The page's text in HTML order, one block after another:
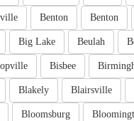
Benton
Benton
Beulah
Big Lake
Bisbee
Blairsville
Blakely
Bloomsburg